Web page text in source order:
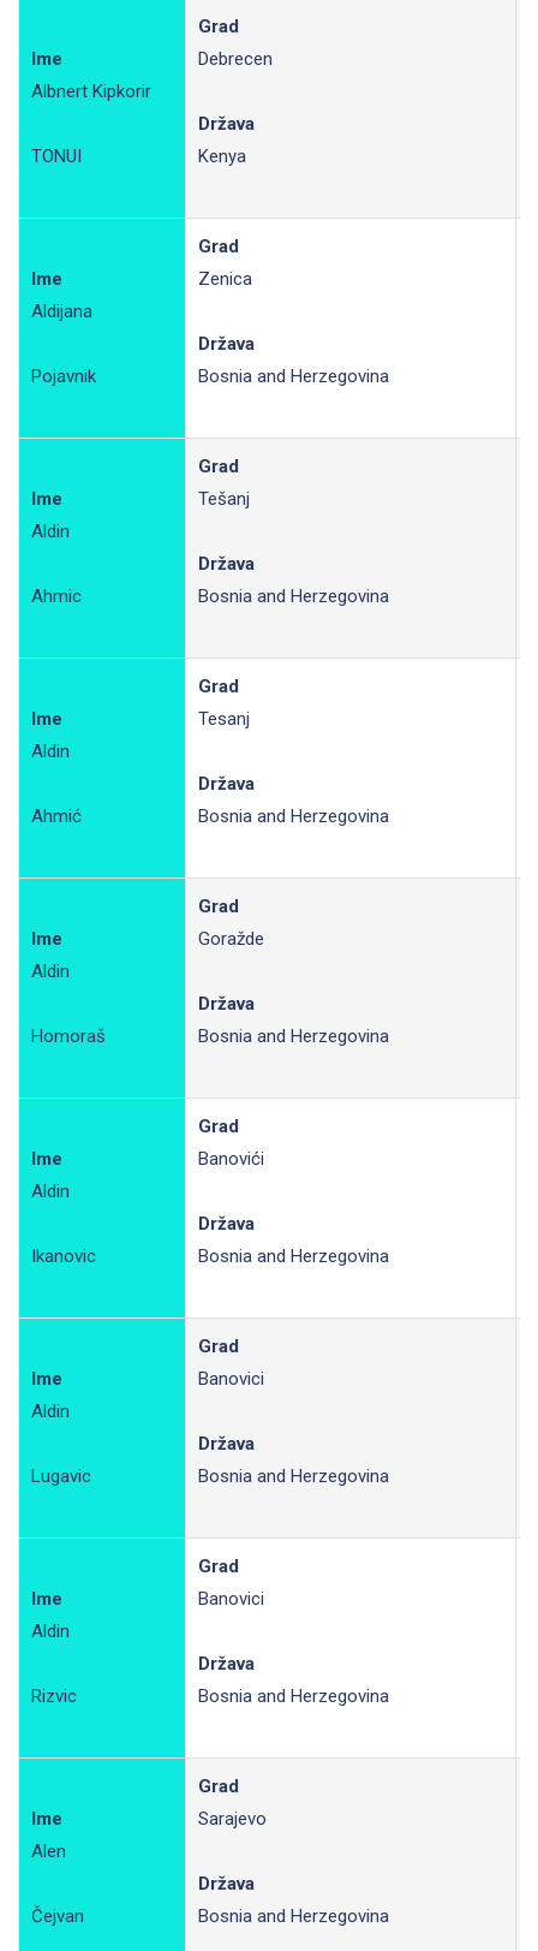
Ime
Albnert Kipkorir
TONUI
Grad
Debrecen
Država
Kenya
Ime
Aldijana
Pojavnik
Grad
Zenica
Država
Bosnia and Herzegovina
Ime
Aldin
Ahmic
Grad
Tešanj
Država
Bosnia and Herzegovina
Ime
Aldin
Ahmić
Grad
Tesanj
Država
Bosnia and Herzegovina
Ime
Aldin
Homoraš
Grad
Goražde
Država
Bosnia and Herzegovina
Ime
Aldin
Ikanovic
Grad
Banovići
Država
Bosnia and Herzegovina
Ime
Aldin
Lugavic
Grad
Banovici
Država
Bosnia and Herzegovina
Ime
Aldin
Rizvic
Grad
Banovici
Država
Bosnia and Herzegovina
Ime
Alen
Čejvan
Grad
Sarajevo
Država
Bosnia and Herzegovina